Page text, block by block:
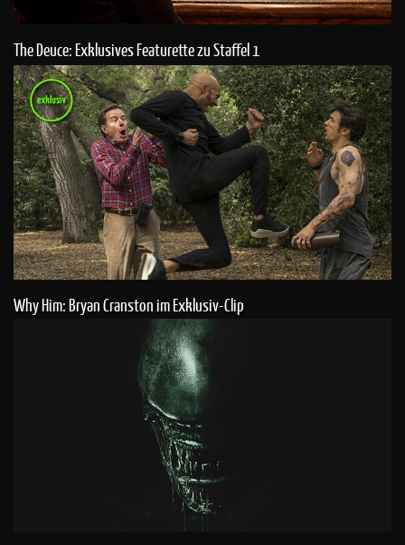
The Deuce: Exklusives Featurette zu Staffel 1
Why Him: Bryan Cranston im Exklusiv-Clip